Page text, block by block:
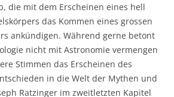
die mit dem Erscheinen eines hell
das Kommen eines grossen
ankündigen. Während gerne betont
nicht mit Astronomie vermengen
Stimmen das Erscheinen des
in die Welt der Mythen und
Ratzinger im zweitletzten Kapitel